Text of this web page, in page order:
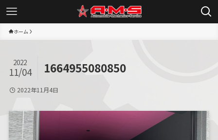
ホーム
1664955080850
2022
11/04
2022年11月4日